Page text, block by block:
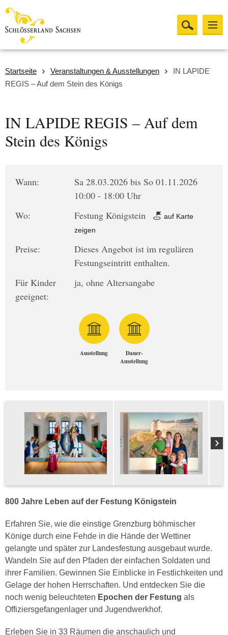
Startseite Veranstaltungen & Ausstellungen
IN LAPIDE
REGIS – Auf dem Stein des Königs
IN LAPIDE REGIS – Auf dem
Stein des Königs
Wann:
Sa 28.03.2026 bis So 01.11.2026
10:00 - 18:00 Uhr
Wo:
Festung Königstein
auf Karte
zeigen
Preise:
Dieses Angebot ist im regulären
Festungseintritt enthalten.
Für Kinder
geeignet:
ja, ohne Altersangabe
Ausstellung
Dauer-
Ausstellung
800 Jahre Leben auf der Festung Königstein
Erfahren Sie, wie die einstige Grenzburg böhmischer
Könige durch eine Fehde in die Hände der Wettiner
gelangte und später zur Landesfestung ausgebaut wurde.
Wandeln Sie auf den Pfaden der einfachen Soldaten und
ihrer Familien. Gewinnen Sie Einblicke in Festlichkeiten und
Gelage der hohen Herrschaften. Und entdecken Sie die
noch wenig beleuchteten Epochen der Festung als
Offiziersgefangenlager und Jugendwerkhof.
Erleben Sie in 33 Räumen die anschaulich und